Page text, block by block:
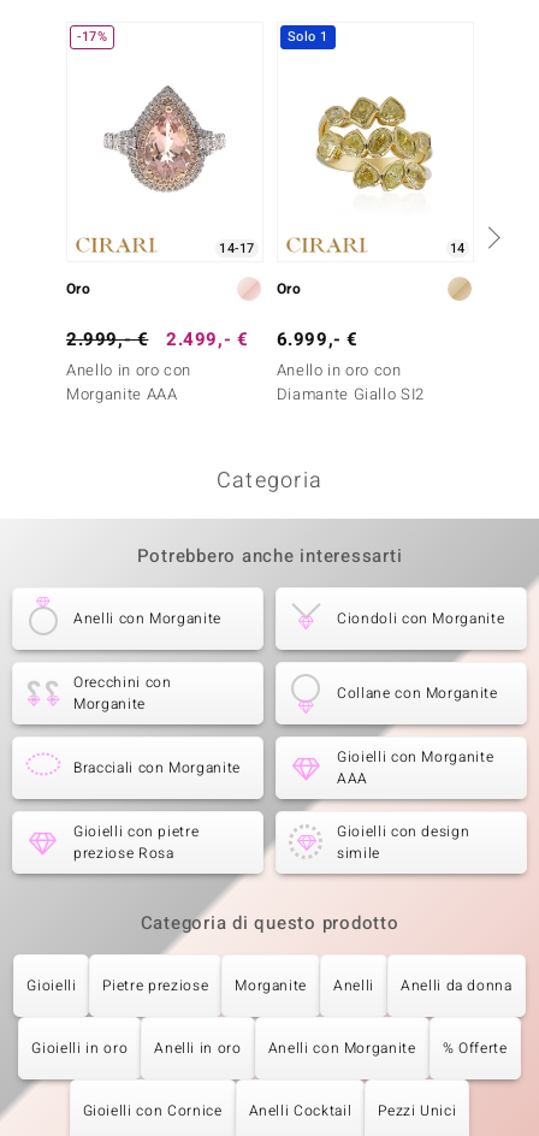
-17%
14-17
Oro
2.999,- € 2.499,- €
Anello in oro con
Morganite AAA
Solo 1
14
Oro
6.999,- €
Anello in oro con
Diamante Giallo SI2
Categoria
Potrebbero anche interessarti
Anelli con Morganite Ciondoli con Morganite
Orecchini con
Morganite
Collane con Morganite
Bracciali con Morganite
Gioielli con Morganite
AAA
Gioielli con pietre
preziose Rosa
Gioielli con design
simile
Categoria di questo prodotto
Gioielli Pietre preziose Morganite Anelli Anelli da donna
Gioielli in oro Anelli in oro Anelli con Morganite % Offerte
Gioielli con Cornice Anelli Cocktail Pezzi Unici